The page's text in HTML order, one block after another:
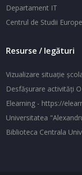
Departament IT
Centrul de Studii
Resurse / legături
Vizualizare situaţie
Desfăşurare activităţi
Elearning - https://
Universitatea
Biblioteca Centrala